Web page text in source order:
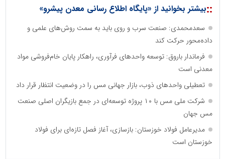
::بیشتر بخوانید از «پایگاه اطلاع رسانی معدن پیشرو»
سعدمحمدی: صنعت سرب و روی باید به سمت روش‌های علمی و
داده‌محور حرکت کند
فرماندار باروق: توسعه واحدهای فرآوری، راهکار پایان خام‌فروشی مواد
معدنی است
تعطیلی واحدهای ذوب، بازار جهانی مس را در وضعیت انتظار قرار داد
شرکت ملی مس با ۱۰ پروژه توسعه‌ای در جمع بازیگران اصلی صنعت
مس جهان
مدیرعامل فولاد خوزستان: بازسازی، آغاز فصل تازه‌ای برای فولاد
خوزستان است